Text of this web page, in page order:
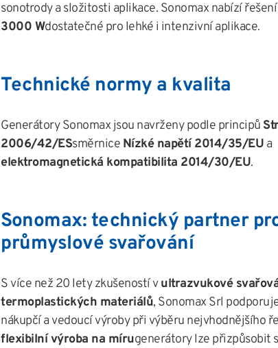
sonotrody a složitosti aplikace. Sonomax nabízí
3000 Wdostatečné pro lehké i intenzivní aplikace.
Technické normy a kvalita
Generátory Sonomax jsou navrženy podle principů
2006/42/ESsměrnice Nízké napětí 2014/35/EU a
elektromagnetická kompatibilita 2014/30/EU.
Sonomax: technický partner
průmyslové svařování
S více než 20 lety zkušeností vultrazvukové
termoplastických materiálů, Sonomax Srl
nákupčí a vedoucí výroby při výběru nejvhodnějšího
flexibilní výroba na mírugenerátory lze přizpůsobit